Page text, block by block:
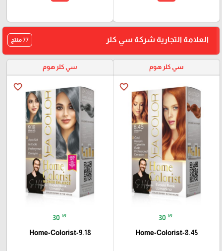
العلامة التجارية شركة سي كلر 77 منتج
سي كلر هوم
favorite_border
30 ₪
Home-Colorist-8.45
سي كلر هوم
favorite_border
30 ₪
Home-Colorist-9.18